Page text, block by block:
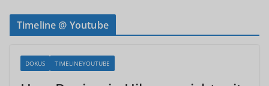
Timeline @ Youtube
DOKUS TIMELINEYOUTUBE